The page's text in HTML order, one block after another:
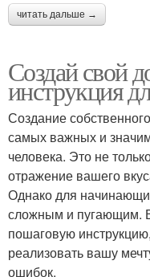
читать дальше →
Создай свой
инструкция
Создание
самых важных и
человека. Это не
отражение вашего
Однако для
сложным и пугающим.
пошаговую
реализовать вашу
ошибок.